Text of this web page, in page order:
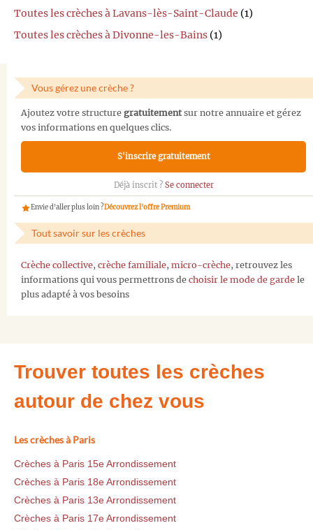
Toutes les crèches à Lavans-lès-Saint-Claude (1)
Toutes les crèches à Divonne-les-Bains (1)
Vous gérez une crèche ?
Ajoutez votre structure gratuitementsur notre annuaire et gérez
vos informations en quelques clics.
S'inscrire gratuitement
Déjà inscrit ? Se connecter
Envie d'aller plus loin ?Découvrez l'offre Premium
Tout savoir sur les crèches
Crèche collective, crèche familiale, micro-crèche, retrouvez les
informations qui vous permettrons de choisir le mode de garde le
plus adapté à vos besoins
Trouver toutes les crèches
autour de chez vous
Les crèches à Paris
Crèches à Paris 15e Arrondissement
Crèches à Paris 18e Arrondissement
Crèches à Paris 13e Arrondissement
Crèches à Paris 17e Arrondissement